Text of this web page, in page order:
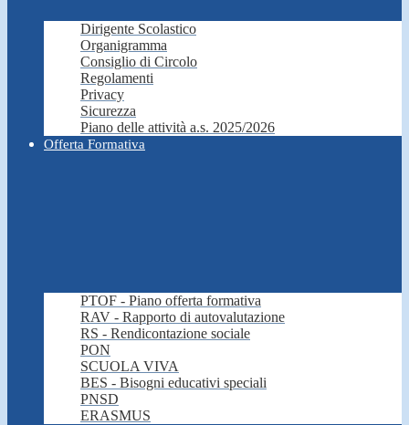
Dirigente Scolastico
Organigramma
Consiglio di Circolo
Regolamenti
Privacy
Sicurezza
Piano delle attività a.s. 2025/2026
Offerta Formativa
PTOF - Piano offerta formativa
RAV - Rapporto di autovalutazione
RS - Rendicontazione sociale
PON
SCUOLA VIVA
BES - Bisogni educativi speciali
PNSD
ERASMUS